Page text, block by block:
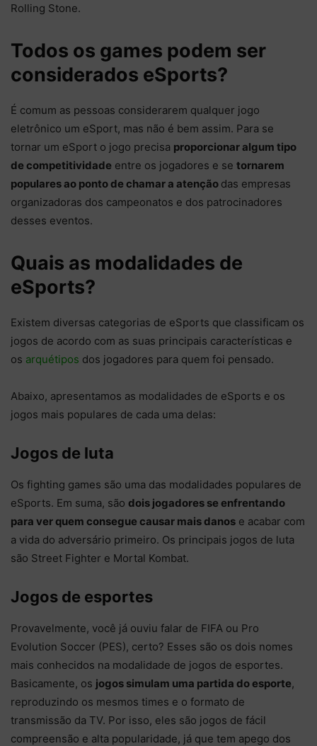
Rolling Stone.
Todos os games podem ser
considerados eSports?
É comum as pessoas considerarem qualquer jogo
eletrônico um eSport, mas não é bem assim. Para se
tornar um eSport o jogo precisa proporcionar algum tipo
de competitividade entre os jogadores e se tornarem
populares ao ponto de chamar a atenção das empresas
organizadoras dos campeonatos e dos patrocinadores
desses eventos.
Quais as modalidades de
eSports?
Existem diversas categorias de eSports que classificam os
jogos de acordo com as suas principais características e
os arquétipos dos jogadores para quem foi pensado.
Abaixo, apresentamos as modalidades de eSports e os
jogos mais populares de cada uma delas:
Jogos de luta
Os fighting games são uma das modalidades populares de
eSports. Em suma, são dois jogadores se enfrentando
para ver quem consegue causar mais danos e acabar com
a vida do adversário primeiro. Os principais jogos de luta
são Street Fighter e Mortal Kombat.
Jogos de esportes
Provavelmente, você já ouviu falar de FIFA ou Pro
Evolution Soccer (PES), certo? Esses são os dois nomes
mais conhecidos na modalidade de jogos de esportes.
Basicamente, os jogos simulam uma partida do esporte,
reproduzindo os mesmos times e o formato de
transmissão da TV. Por isso, eles são jogos de fácil
compreensão e alta popularidade, já que tem apego dos